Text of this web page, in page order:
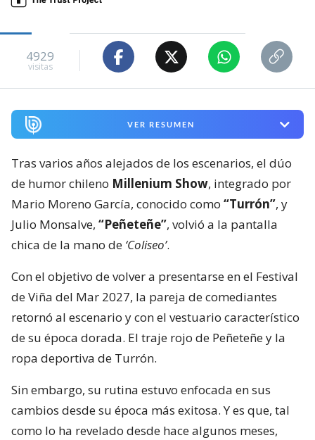
4929
visitas
VER RESUMEN
Tras varios años alejados de los escenarios, el dúo
de humor chileno Millenium Show, integrado por
Mario Moreno García, conocido como “Turrón”, y
Julio Monsalve, “Peñeteñe”, volvió a la pantalla
chica de la mano de ‘Coliseo’.
Con el objetivo de volver a presentarse en el Festival
de Viña del Mar 2027, la pareja de comediantes
retornó al escenario y con el vestuario característico
de su época dorada. El traje rojo de Peñeteñe y la
ropa deportiva de Turrón.
Sin embargo, su rutina estuvo enfocada en sus
cambios desde su época más exitosa. Y es que, tal
como lo ha revelado desde hace algunos meses,